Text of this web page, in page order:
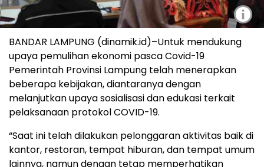
i
BANDAR LAMPUNG (dinamik.id)–Untuk mendukung
upaya pemulihan ekonomi pasca Covid-19
Pemerintah Provinsi Lampung telah menerapkan
beberapa kebijakan, diantaranya dengan
melanjutkan upaya sosialisasi dan edukasi terkait
pelaksanaan protokol COVID-19.
“Saat ini telah dilakukan pelonggaran aktivitas baik di
kantor, restoran, tempat hiburan, dan tempat umum
lainnya, namun dengan tetap memperhatikan